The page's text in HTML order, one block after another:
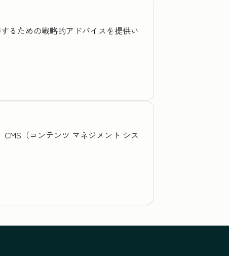
るための戦略的アドバイスを提供い
（コンテンツ マネジメント シス